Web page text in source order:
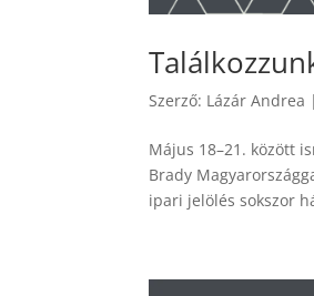
Szerző: Lázár Andrea
Május 18–21. között
Brady
ipari jelölés sokszor